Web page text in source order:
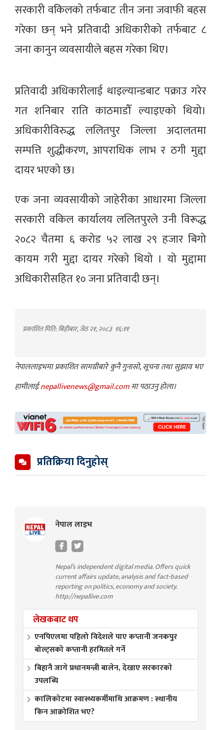
सरकारी वकिलको तर्फबाट तीन जना जवाफी बहस
गरेका छन् भने प्रतिवादी अधिकारीको तर्फबाट ८
जना कानुन व्यवसायीले बहस गरेका थिए।
प्रतिवादी अधिकारीलाई थाइल्यान्डबाट पक्राउ गरेर
गत शनिबार राति काठमाडौँ ल्याइएको थियो।
अधिकारीविरुद्ध ललितपुर जिल्ला अदालतमा
सम्पत्ति शुद्धीकरण, आपराधिक लाभ र ठगी मुद्दा
दायर भएको छ।
एक जना व्यवसायीको जाहेरीका आधारमा जिल्ला
सरकारी वकिल कार्यालय ललितपुरले उनी विरूद्ध
२०८२ चैतमा ६ करोड ५२ लाख २९ हजार बिगो
कायम गरी मुद्दा दायर गरेको थियो । यो मुद्दामा
अधिकारीसहित १० जना प्रतिवादी छन्।
प्रकाशित मिति: बिहीबार, जेठ २१, २०८३ १६:११
नेपाललाइभमा प्रकाशित सामग्रीबारे कुनै गुनासो, सूचना तथा सुझाव भए
हामीलाईnepallivenews@gmail.comमा पठाउनु होला।
प्रतिक्रिया दिनुहोस्
नेपाल लाइभ
Nepal’s independent digital media. Offers quick
current affairs update, analysis and fact-based
reporting on politics, economy and society.
http://nepallive.com
लेखकबाट थप
एनपिएलमा पहिलो विदेशले पाए कप्तानी जनकपुर
बोल्ट्सको कप्तानी हरमितले गर्ने
बिहानै जागे प्रधानमन्त्री बालेन, देखाए सरकारकाे
उपलब्धि
कालिकोटमा स्वास्थ्यकर्मीमाथि आक्रमण : स्थानीय
किन आक्रोशित भए?